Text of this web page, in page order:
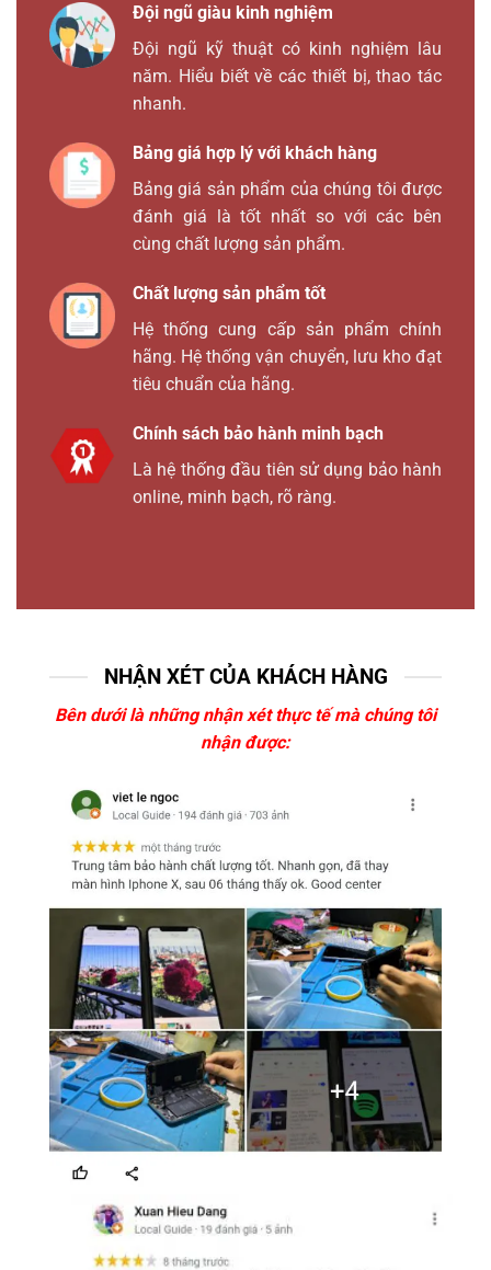
Đội ngũ giàu kinh nghiệm
Đội ngũ kỹ thuật có kinh nghiệm lâu
năm. Hiểu biết về các thiết bị, thao tác
nhanh.
Bảng giá hợp lý với khách hàng
Bảng giá sản phẩm của chúng tôi được
đánh giá là tốt nhất so với các bên
cùng chất lượng sản phẩm.
Chất lượng sản phẩm tốt
Hệ thống cung cấp sản phẩm chính
hãng. Hệ thống vận chuyển, lưu kho đạt
tiêu chuẩn của hãng.
Chính sách bảo hành minh bạch
Là hệ thống đầu tiên sử dụng bảo hành
online, minh bạch, rõ ràng.
NHẬN XÉT CỦA KHÁCH HÀNG
Bên dưới là những nhận xét thực tế mà chúng tôi
nhận được: